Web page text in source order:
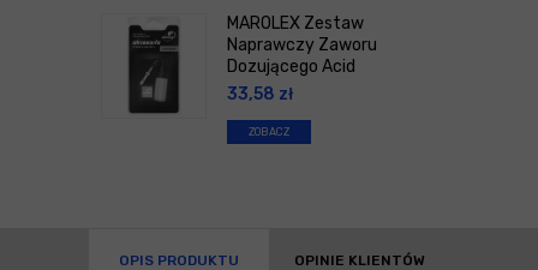
MAROLEX Zestaw
Naprawczy Zaworu
Dozującego Acid
33,58 zł
ZOBACZ
OPIS PRODUKTU OPINIE KLIENTÓW